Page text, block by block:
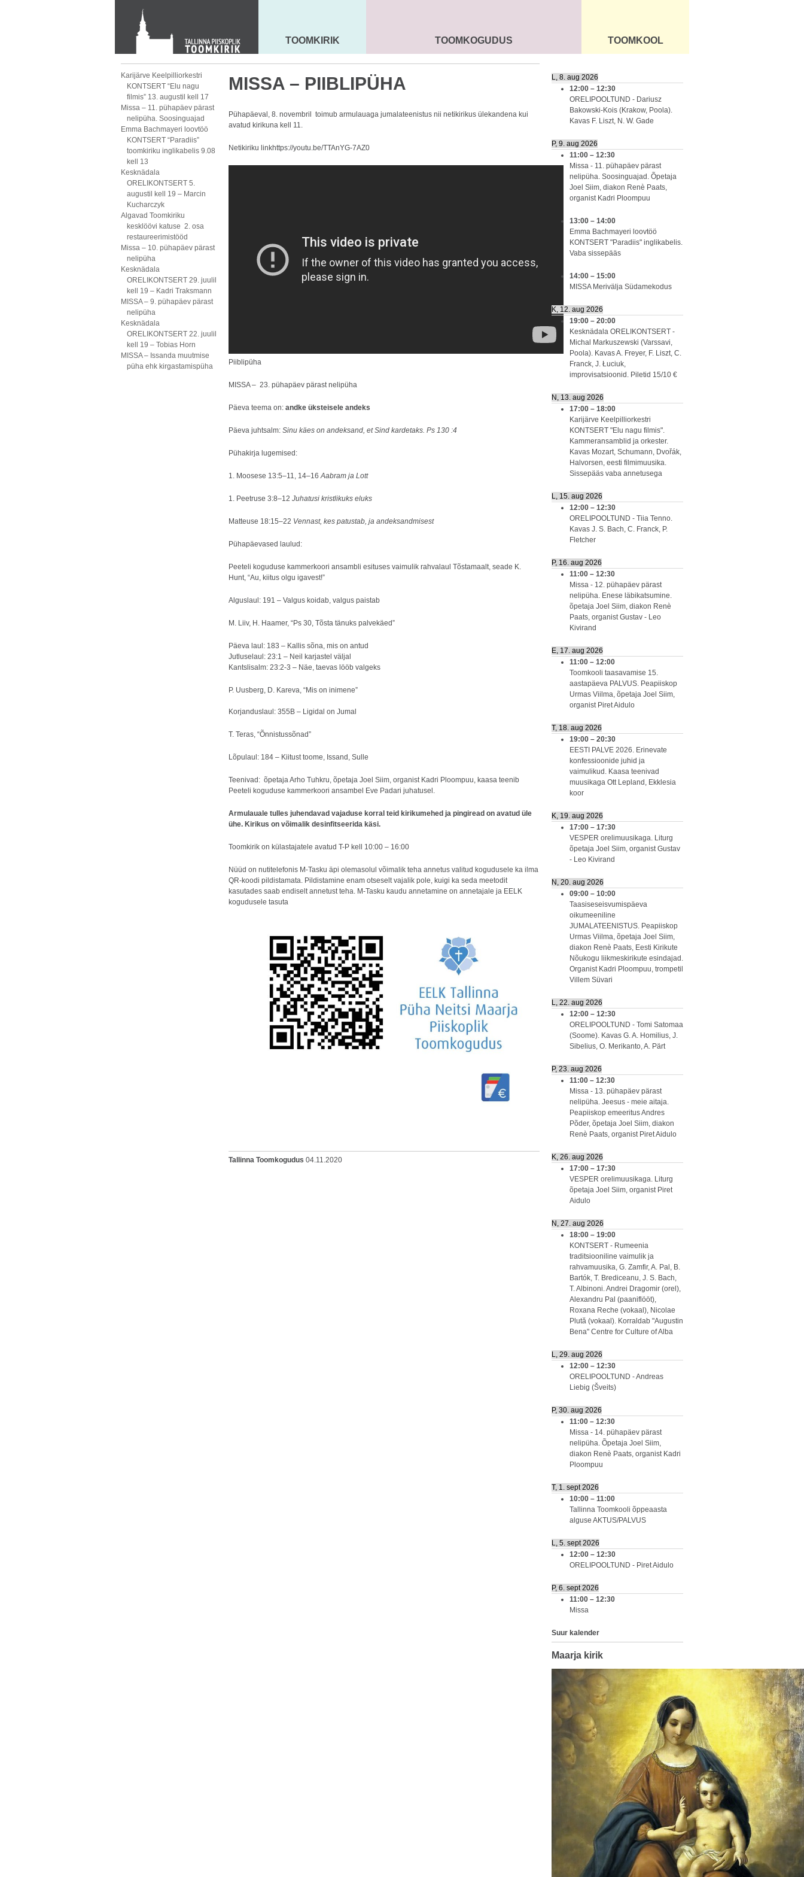
KONTAKT
Toom-Kooli 6, 10130 TALLINN
tallinna.toom@eelk.ee
MAARJA KIRIK
TOOMKIRIK SEENIORID KOGUDUS
TOOMKOGUDUS ÜLDINFO
TOOMKOOL
Karijärve Keelpilliorkestri
KONTSERT “Elu nagu
filmis” 13. augustil kell 17
Missa – 11. pühapäev pärast
nelipüha. Soosinguajad
Emma Bachmayeri loovtöö
KONTSERT “Paradiis”
toomkiriku inglikabelis 9.08
kell 13
Kesknädala
ORELIKONTSERT 5.
augustil kell 19 – Marcin
Kucharczyk
Algavad Toomkiriku
kesklöövi katuse 2. osa
restaureerimistööd
Missa – 10. pühapäev pärast
nelipüha
Kesknädala
ORELIKONTSERT 29. juulil
kell 19 – Kadri Traksmann
MISSA – 9. pühapäev pärast
nelipüha
Kesknädala
ORELIKONTSERT 22. juulil
kell 19 – Tobias Horn
MISSA – Issanda muutmise
püha ehk kirgastamispüha
MISSA – PIIBLIPÜHA
Pühapäeval, 8. novembril toimub armulauaga jumalateenistus nii netikirikus ülekandena kui
avatud kirikuna kell 11.
Netikiriku linkhttps://youtu.be/TTAnYG-7AZ0
Piiblipüha
MISSA – 23. pühapäev pärast nelipüha
Päeva teema on: andke üksteisele andeks
Päeva juhtsalm: Sinu käes on andeksand, et Sind kardetaks. Ps 130 :4
Pühakirja lugemised:
1. Moosese 13:5–11, 14–16Aabram ja Lott
1. Peetruse 3:8–12 Juhatusi kristlikuks eluks
Matteuse 18:15–22 Vennast, kes patustab, ja andeksandmisest
Pühapäevased laulud:
Peeteli koguduse kammerkoori ansambli esituses vaimulik rahvalaul Tõstamaalt, seade K.
Hunt, “Au, kiitus olgu igavest!”
Alguslaul: 191 – Valgus koidab, valgus paistab
M. Liiv, H. Haamer, “Ps 30, Tõsta tänuks palvekäed”
Päeva laul: 183 – Kallis sõna, mis on antud
Jutluselaul: 23:1 – Neil karjastel väljal
Kantslisalm: 23:2-3 – Näe, taevas lööb valgeks
P. Uusberg, D. Kareva, “Mis on inimene”
Korjanduslaul: 355B – Ligidal on Jumal
T. Teras, “Õnnistussõnad”
Lõpulaul: 184 – Kiitust toome, Issand, Sulle
Teenivad: õpetaja Arho Tuhkru, õpetaja Joel Siim, organist Kadri Ploompuu, kaasa teenib
Peeteli koguduse kammerkoori ansambel Eve Padari juhatusel.
Armulauale tulles juhendavad vajaduse korral teid kirikumehed ja pingiread on avatud üle
ühe. Kirikus on võimalik desinfitseerida käsi.
Toomkirik on külastajatele avatud T-P kell 10:00 – 16:00
Nüüd on nutitelefonis M-Tasku äpi olemasolul võimalik teha annetus valitud kogudusele ka ilma
QR-koodi pildistamata. Pildistamine enam otseselt vajalik pole, kuigi ka seda meetodit
kasutades saab endiselt annetust teha. M-Tasku kaudu annetamine on annetajale ja EELK
kogudusele tasuta
Tallinna Toomkogudus 04.11.2020
L, 8. aug 2026
12:00 – 12:30
ORELIPOOLTUND - Dariusz
Bakowski-Kois (Krakow, Poola).
Kavas F. Liszt, N. W. Gade
P, 9. aug 2026
11:00 – 12:30
Missa - 11. pühapäev pärast
nelipüha. Soosinguajad. Õpetaja
Joel Siim, diakon Renè Paats,
organist Kadri Ploompuu
13:00 – 14:00
Emma Bachmayeri loovtöö
KONTSERT "Paradiis" inglikabelis.
Vaba sissepääs
14:00 – 15:00
MISSA Merivälja Südamekodus
K, 12. aug 2026
19:00 – 20:00
Kesknädala ORELIKONTSERT -
Michal Markuszewski (Varssavi,
Poola). Kavas A. Freyer, F. Liszt, C.
Franck, J. Łuciuk,
improvisatsioonid. Piletid 15/10 €
N, 13. aug 2026
17:00 – 18:00
Karijärve Keelpilliorkestri
KONTSERT "Elu nagu filmis".
Kammeransamblid ja orkester.
Kavas Mozart, Schumann, Dvořák,
Halvorsen, eesti filmimuusika.
Sissepääs vaba annetusega
L, 15. aug 2026
12:00 – 12:30
ORELIPOOLTUND - Tiia Tenno.
Kavas J. S. Bach, C. Franck, P.
Fletcher
P, 16. aug 2026
11:00 – 12:30
Missa - 12. pühapäev pärast
nelipüha. Enese läbikatsumine.
õpetaja Joel Siim, diakon Renè
Paats, organist Gustav - Leo
Kivirand
E, 17. aug 2026
11:00 – 12:00
Toomkooli taasavamise 15.
aastapäeva PALVUS. Peapiiskop
Urmas Viilma, õpetaja Joel Siim,
organist Piret Aidulo
T, 18. aug 2026
19:00 – 20:30
EESTI PALVE 2026. Erinevate
konfessioonide juhid ja
vaimulikud. Kaasa teenivad
muusikaga Ott Lepland, Ekklesia
koor
K, 19. aug 2026
17:00 – 17:30
VESPER orelimuusikaga. Liturg
õpetaja Joel Siim, organist Gustav
- Leo Kivirand
N, 20. aug 2026
09:00 – 10:00
Taasiseseisvumispäeva
oikumeeniline
JUMALATEENISTUS. Peapiiskop
Urmas Viilma, õpetaja Joel Siim,
diakon Renè Paats, Eesti Kirikute
Nõukogu liikmeskirikute esindajad.
Organist Kadri Ploompuu, trompetil
Villem Süvari
L, 22. aug 2026
12:00 – 12:30
ORELIPOOLTUND - Tomi Satomaa
(Soome). Kavas G. A. Homilius, J.
Sibelius, O. Merikanto, A. Pärt
P, 23. aug 2026
11:00 – 12:30
Missa - 13. pühapäev pärast
nelipüha. Jeesus - meie aitaja.
Peapiiskop emeeritus Andres
Põder, õpetaja Joel Siim, diakon
Renè Paats, organist Piret Aidulo
K, 26. aug 2026
17:00 – 17:30
VESPER orelimuusikaga. Liturg
õpetaja Joel Siim, organist Piret
Aidulo
N, 27. aug 2026
18:00 – 19:00
KONTSERT - Rumeenia
traditsiooniline vaimulik ja
rahvamuusika, G. Zamfir, A. Pal, B.
Bartók, T. Brediceanu, J. S. Bach,
T. Albinoni. Andrei Dragomir (orel),
Alexandru Pal (paaniflööt),
Roxana Reche (vokaal), Nicolae
Plută (vokaal). Korraldab "Augustin
Bena" Centre for Culture of Alba
L, 29. aug 2026
12:00 – 12:30
ORELIPOOLTUND - Andreas
Liebig (Šveits)
P, 30. aug 2026
11:00 – 12:30
Missa - 14. pühapäev pärast
nelipüha. Õpetaja Joel Siim,
diakon Renè Paats, organist Kadri
Ploompuu
T, 1. sept 2026
10:00 – 11:00
Tallinna Toomkooli õppeaasta
alguse AKTUS/PALVUS
L, 5. sept 2026
12:00 – 12:30
ORELIPOOLTUND - Piret Aidulo
P, 6. sept 2026
11:00 – 12:30
Missa
Suur kalender
Maarja kirik